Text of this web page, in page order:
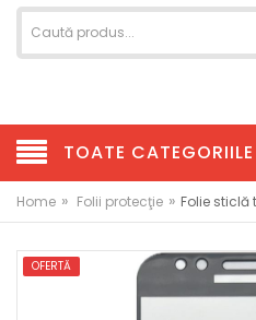
TOATE CATEGORIILE
Home » Folii protecţie » Folie sticlă
OFERTĂ